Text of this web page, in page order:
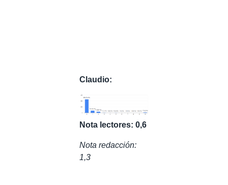
Claudio:
Nota lectores: 0,6
Nota redacción:
1,3